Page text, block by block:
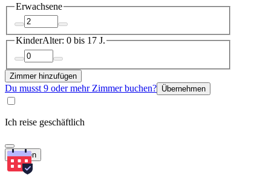
Erwachsene
KinderAlter: 0 bis 17 J.
Zimmer hinzufügen
Du musst 9 oder mehr Zimmer buchen? Übernehmen
Ich reise geschäftlich
Suchen